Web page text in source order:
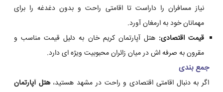
نیاز مسافران را داراست تا اقامتی راحت و بدون دغدغه را برای
مهمانان خود به ارمغان آورد.
قیمت اقتصادی: هتل آپارتمان کریم خان به دلیل قیمت مناسب و
مقرون به صرفه اش در میان زائران محبوبیت ویژه ای دارد.
جمع بندی
اگر به دنبال اقامتی اقتصادی و راحت در مشهد هستید،هتل آپارتمان